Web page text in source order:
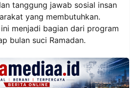
tanggung jawab sosial insan
yang membutuhkan.
menjadi bagian dari program
bulan suci Ramadan.